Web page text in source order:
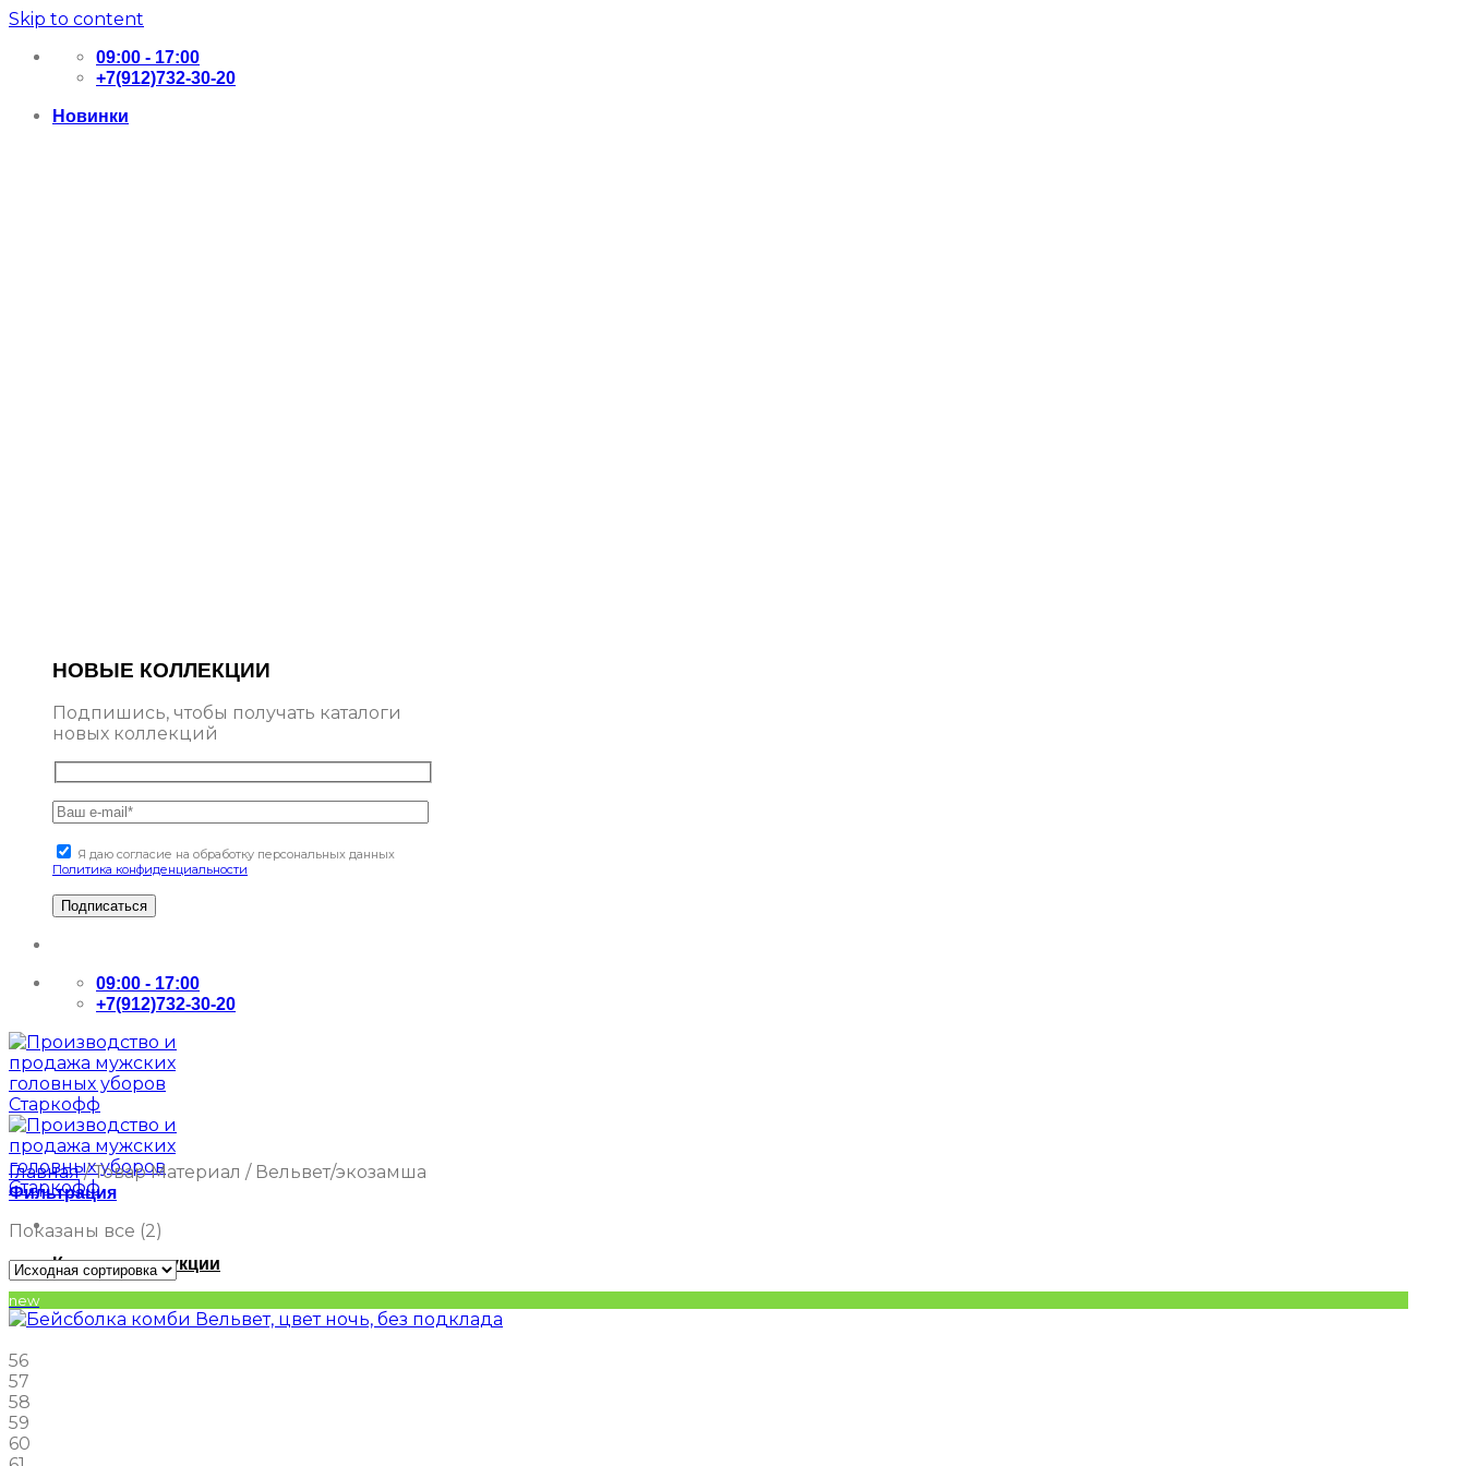
Skip to content
09:00 - 17:00
+7(912)732-30-20
Новинки
НОВЫЕ КОЛЛЕКЦИИ
Подпишись, чтобы получать каталоги
новых коллекций
Я даю согласие на обработку персональных данных
Политика конфиденциальности
09:00 - 17:00
+7(912)732-30-20
Каталог продукции
Главная /Товар Материал /Вельвет/экозамша
Фильтрация
Показаны все (2)
new
56
57
58
59
60